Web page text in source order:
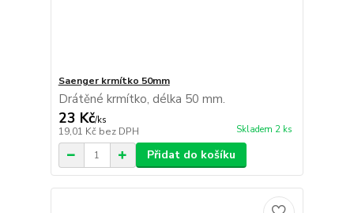
Saenger krmítko 50mm
Drátěné krmítko, délka 50 mm.
23 Kč/ks
19,01 Kč bez DPH Skladem 2 ks
Přidat do košíku